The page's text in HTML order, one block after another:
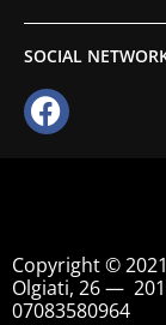
SOCIAL
Copyright ©
Olgiati, 26 —
07083580964